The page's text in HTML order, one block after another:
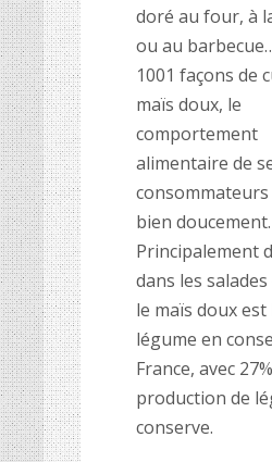
doré au four, à
ou au barbecue…
1001 façons de
maïs doux, le
comportement
alimentaire de
bien doucement.
Principalement
dans les
le maïs doux est
légume en
France, avec
production de
conserve.